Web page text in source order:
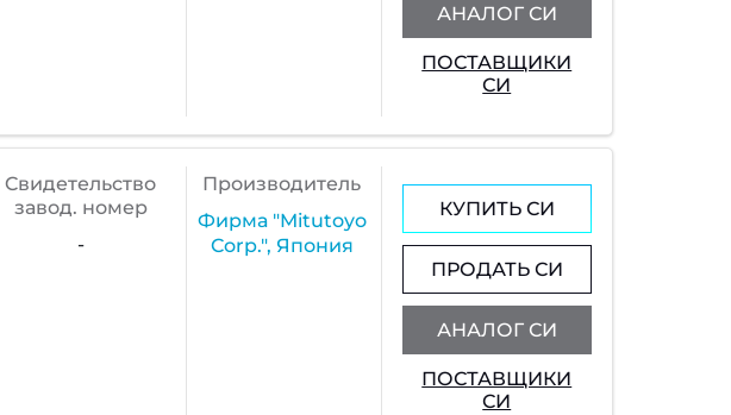
АНАЛОГ СИ
ПОСТАВЩИКИ
СИ
Cвидетельство
завод. номер
-
Производитель
Фирма "Mitutoyo
Corp.", Япония
КУПИТЬ СИ
ПРОДАТЬ СИ
АНАЛОГ СИ
ПОСТАВЩИКИ
СИ